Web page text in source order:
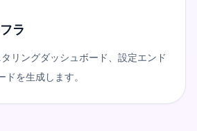
ラ
リングダッシュボード、設定エンド
ドを生成します。